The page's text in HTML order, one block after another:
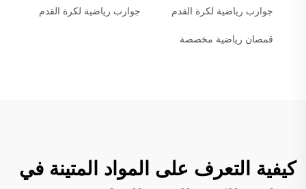
جوارب رياضية لكرة القدم جوارب رياضية لكرة القدم
قمصان رياضية مخصصة
كيفية التعرف على المواد المتينة في